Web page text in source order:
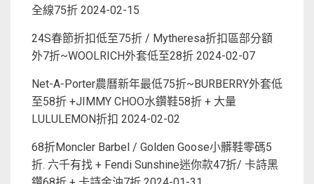
全線75折 2024-02-15
24S春節折扣低至75折 / Mytheresa折扣區部分額
外7折~WOOLRICH外套低至28折 2024-02-07
Net-A-Porter農曆新年最低75折~BURBERRY外套低
至58折 +JIMMY CHOO水鑽鞋58折 + 大量
LULULEMON折扣 2024-02-02
68折Moncler Barbel / Golden Goose小髒鞋零碼5
折. 六千有找 + Fendi Sunshine迷你款47折/ 卡詩黑